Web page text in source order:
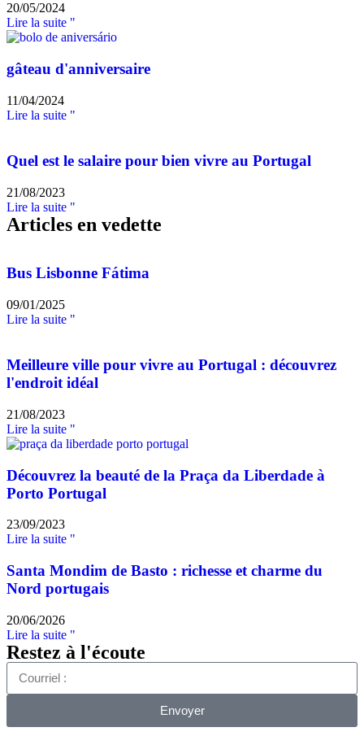
20/05/2024
Lire la suite "
gâteau d'anniversaire
11/04/2024
Lire la suite "
Quel est le salaire pour bien vivre au Portugal
21/08/2023
Lire la suite "
Articles en vedette
Bus Lisbonne Fátima
09/01/2025
Lire la suite "
Meilleure ville pour vivre au Portugal : découvrez
l'endroit idéal
21/08/2023
Lire la suite "
Découvrez la beauté de la Praça da Liberdade à
Porto Portugal
23/09/2023
Lire la suite "
Santa Mondim de Basto : richesse et charme du
Nord portugais
20/06/2026
Lire la suite "
Restez à l'écoute
Envoyer